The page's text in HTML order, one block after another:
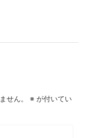
せん。 ※ が付いてい